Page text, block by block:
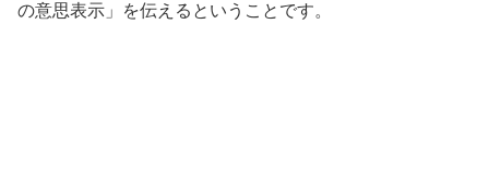
の意思表示」を伝えるということです。